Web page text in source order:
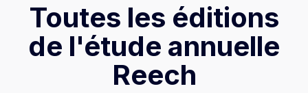
Toutes les éditions
de l'étude annuelle
Reech